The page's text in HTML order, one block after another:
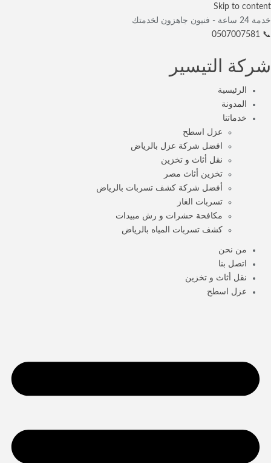
Skip to content
خدمة 24 ساعة - فنيون جاهزون لخدمتك
📞 0507007581
شركة التيسير
الرئيسية
المدونة
خدماتنا
عزل اسطح
افضل شركة عزل بالرياض
نقل أثاث و تخزين
تخزين أثاث مصر
أفضل شركة كشف تسربات بالرياض
تسربات الغاز
مكافحة حشرات و رش مبيدات
كشف تسربات المياه بالرياض
من نحن
اتصل بنا
نقل أثاث و تخزين
عزل اسطح